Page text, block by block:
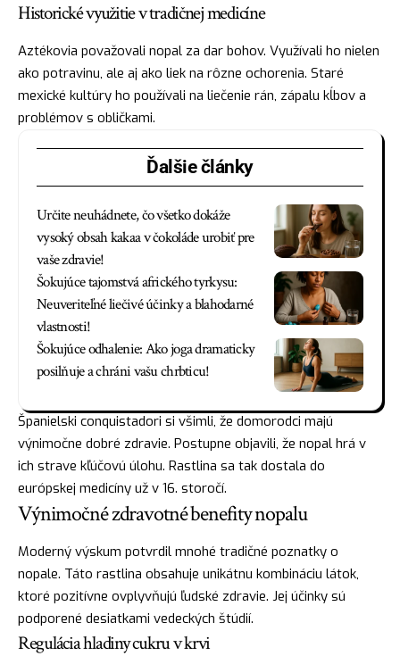
Historické využitie v tradičnej medicíne
Aztékovia považovali nopal za dar bohov. Využívali ho nielen
ako potravinu, ale aj ako liek na rôzne ochorenia. Staré
mexické kultúry ho používali na liečenie rán, zápalu kĺbov a
problémov s obličkami.
Ďalšie články
Určite neuhádnete, čo všetko dokáže
vysoký obsah kakaa v čokoláde urobiť pre
vaše zdravie!
Šokujúce tajomstvá afrického tyrkysu:
Neuveriteľné liečivé účinky a blahodarné
vlastnosti!
Šokujúce odhalenie: Ako joga dramaticky
posilňuje a chráni vašu chrbticu!
Španielski conquistadori si všimli, že domorodci majú
výnimočne dobré zdravie. Postupne objavili, že nopal hrá v
ich strave kľúčovú úlohu. Rastlina sa tak dostala do
európskej medicíny už v 16. storočí.
Výnimočné zdravotné benefity nopalu
Moderný výskum potvrdil mnohé tradičné poznatky o
nopale. Táto rastlina obsahuje unikátnu kombináciu látok,
ktoré pozitívne ovplyvňujú ľudské zdravie. Jej účinky sú
podporené desiatkami vedeckých štúdií.
Regulácia hladiny cukru v krvi